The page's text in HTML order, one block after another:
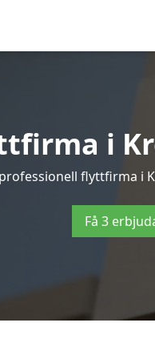
i
flyttfirma i
Få 3